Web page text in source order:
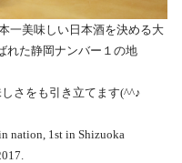
一美味しい日本酒を決める大
れた静岡ナンバー１の地
さをも引き立てます(^^♪
nation, 1st in Shizuoka